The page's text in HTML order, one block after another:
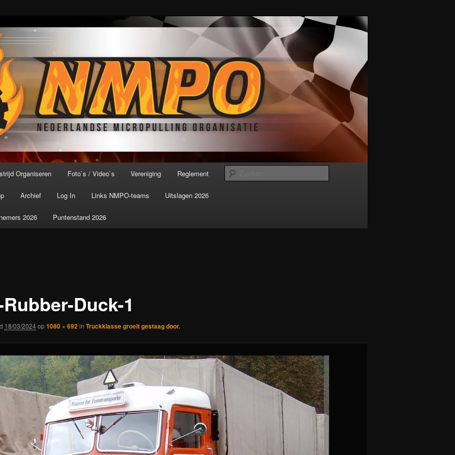
Organisatie
ter wereld!
Organiseren Foto`s / Video`s Vereniging Reglement
Archief Log In Links NMPO-teams Uitslagen 2026
2026 Puntenstand 2026
Duck-1
18/03/2024op1080 × 692in Truckklasse groeit gestaag door.